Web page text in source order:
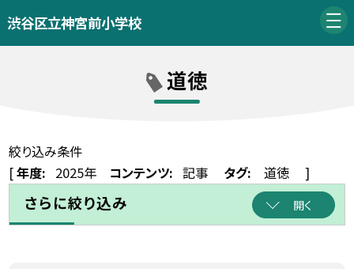
渋谷区立神宮前小学校
道徳
絞り込み条件
[年度: 2025年 コンテンツ: 記事 タグ: 道徳 ]
さらに絞り込み 開く